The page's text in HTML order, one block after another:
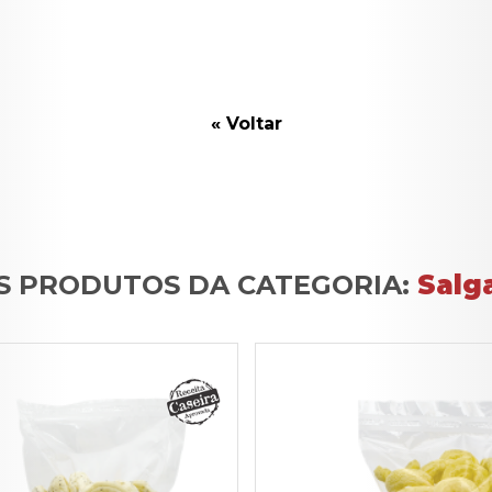
« Voltar
PRODUTOS DA CATEGORIA: